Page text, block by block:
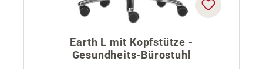
Earth L mit Kopfstütze -
Gesundheits-Bürostuhl